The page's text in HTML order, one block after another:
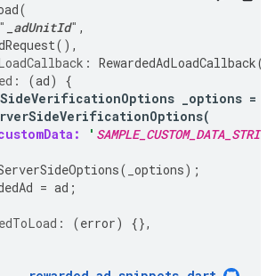
(
" _adUnitId" ,
(),
RewardedAdLoadCallback(
(ad)
{
_options =
(
' SAMPLE_CUSTOM_DATA_STRING
( _options);
= ad ;
(error)
{},